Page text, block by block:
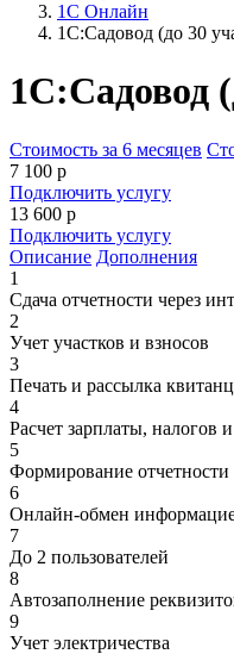
1С Онлайн
1С:Садовод (до 30
1С:Садовод
Стоимость за 6 месяцев
7 100 р
Подключить услугу
13 600 р
Подключить услугу
Описание Дополнения
1
Сдача отчетности через
2
Учет участков и взносов
3
Печать и рассылка
4
Расчет зарплаты, налогов
5
Формирование отчетности
6
Онлайн-обмен
7
До 2 пользователей
8
Автозаполнение
9
Учет электричества